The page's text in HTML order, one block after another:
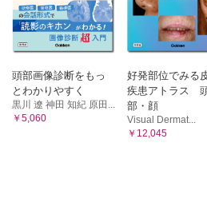
頭部画像診断をもっ
とわかりやすく
黒川 遼 神田 知紀 原田...
￥5,060
好発部位でみる
疾患アトラス
部・顔
Visual Dermat...
￥12,045